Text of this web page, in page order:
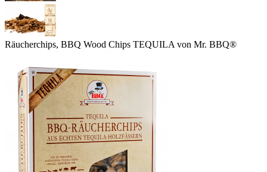
Räucherchips, BBQ Wood Chips TEQUILA von Mr. BBQ®